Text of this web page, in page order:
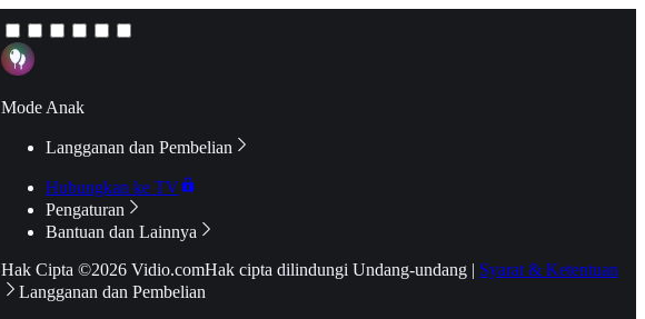
Mode Anak
Langganan dan Pembelian
Hubungkan ke TV
Pengaturan
Bantuan dan Lainnya
Hak Cipta ©2026 Vidio.comHak cipta dilindungi Undang-undang | Syarat & Ketentuan
Langganan dan Pembelian